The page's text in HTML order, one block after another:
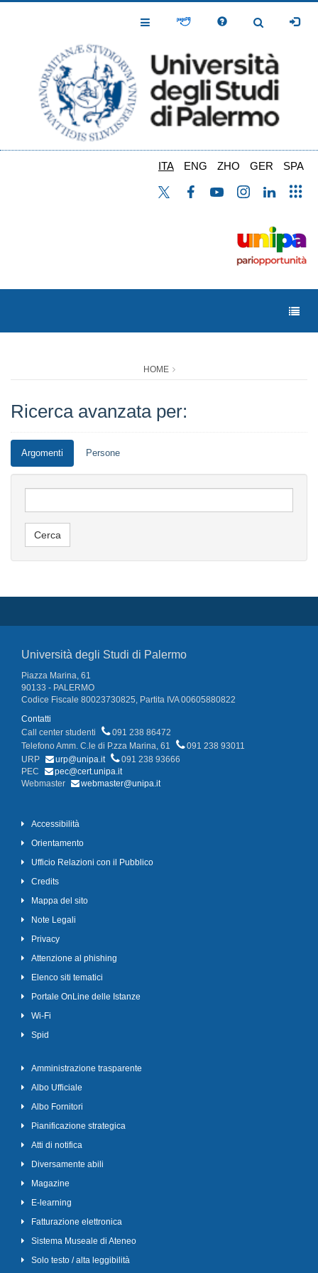
Toggle
Toggle
ITA ENG ZHO GER SPA
HOME
Ricerca avanzata per:
Argomenti Persone
Università degli Studi di Palermo
Piazza Marina, 61
90133 - PALERMO
Codice Fiscale 80023730825, Partita IVA 00605880822
Contatti
Call center studenti
091 238 86472
Telefono Amm. C.le di P.zza Marina, 61
091 238 93011
URP
urp@unipa.it
091 238 93666
PEC
pec@cert.unipa.it
Webmaster
webmaster@unipa.it
Accessibilità
Orientamento
Ufficio Relazioni con il Pubblico
Credits
Mappa del sito
Note Legali
Privacy
Attenzione al phishing
Elenco siti tematici
Portale OnLine delle Istanze
Wi-Fi
Spid
Amministrazione trasparente
Albo Ufficiale
Albo Fornitori
Pianificazione strategica
Atti di notifica
Diversamente abili
Magazine
E-learning
Fatturazione elettronica
Sistema Museale di Ateneo
Solo testo / alta leggibilità